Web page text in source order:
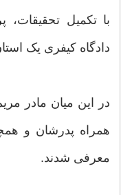
دادگاه کیفری یک
در این میان مادر
همراه پدرشان و
معرفی شدند.